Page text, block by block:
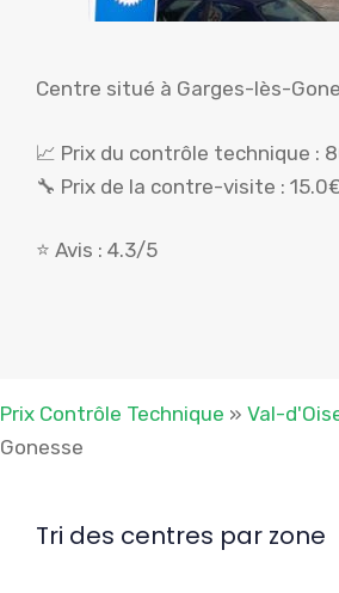
Centre situé à Garges-lès-
📈 Prix du contrôle technique :
🔧 Prix de la contre-visite :
⭐ Avis : 4.3/5
Prix Contrôle Technique » Val-
Gonesse
Tri des centres par zone